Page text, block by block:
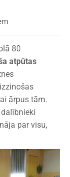
80
atpūtas
ārpus tām.
par visu,